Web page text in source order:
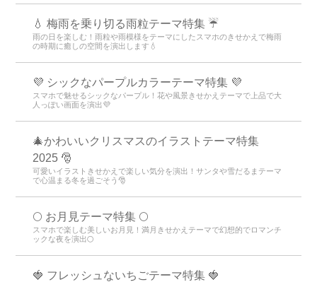
💧 梅雨を乗り切る雨粒テーマ特集 ☔
雨の日を楽しむ！雨粒や雨模様をテーマにしたスマホのきせかえで梅雨
の時期に癒しの空間を演出します💧
💜 シックなパープルカラーテーマ特集 💜
スマホで魅せるシックなパープル！花や風景きせかえテーマで上品で大
人っぽい画面を演出💜
🎄かわいいクリスマスのイラストテーマ特集
2025 🎅
可愛いイラストきせかえで楽しい気分を演出！サンタや雪だるまテーマ
で心温まる冬を過ごそう🎅
🌕 お月見テーマ特集 🌕
スマホで楽しむ美しいお月見！満月きせかえテーマで幻想的でロマンチ
ックな夜を演出🌕
🍓 フレッシュないちごテーマ特集 🍓